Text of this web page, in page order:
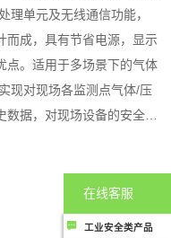
理单元及无线通信功能，
而成，具有节省电源，显示
点。适用于多场景下的气体
现对现场各监测点气体/压
据，对现场设备的安全风
在线客服
工业安全类产品